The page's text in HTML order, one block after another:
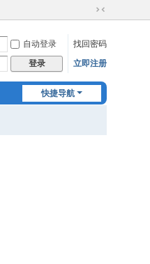
切
到
窄
自动登录
找回密码
登录 立即注册
快捷导航